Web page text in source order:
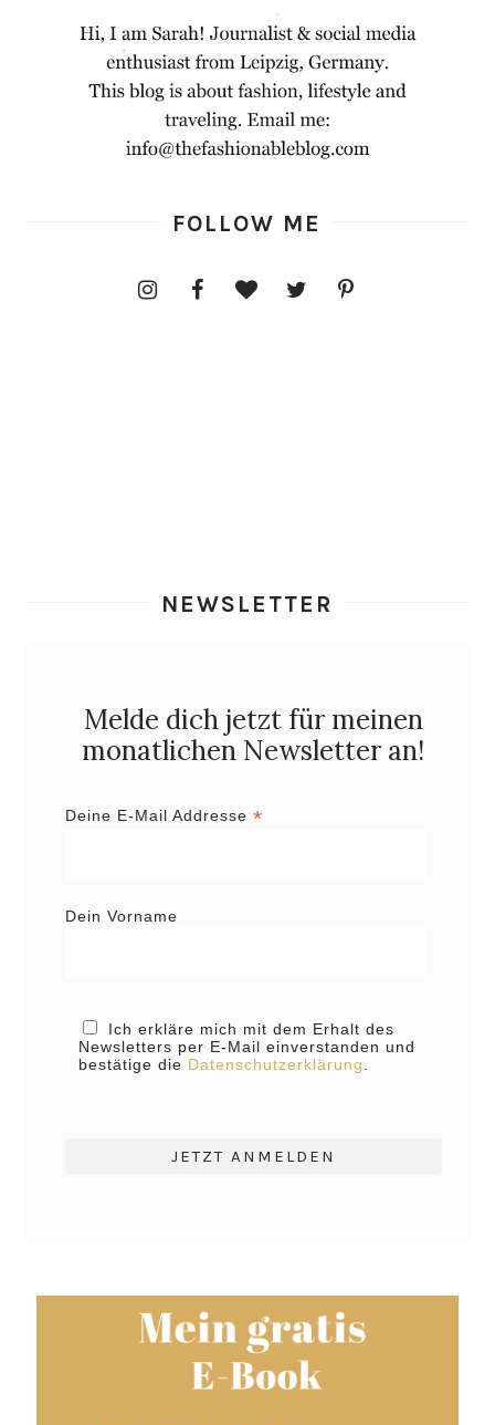
FOLLOW ME
NEWSLETTER
Melde dich jetzt für meinen
monatlichen Newsletter an!
Deine E-Mail Addresse *
Dein Vorname
Ich erkläre mich mit dem Erhalt des
Newsletters per E-Mail einverstanden und
bestätige die Datenschutzerklärung